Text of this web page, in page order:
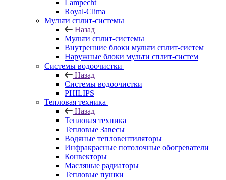
Lampecht
Royal-Clima
Мульти сплит-системы
Назад
Мульти сплит-системы
Внутренние блоки мульти сплит-систем
Наружные блоки мульти сплит-систем
Системы водоочистки
Назад
Системы водоочистки
PHILIPS
Тепловая техника
Назад
Тепловая техника
Тепловые Завесы
Водяные тепловентиляторы
Инфракрасные потолочные обогреватели
Конвекторы
Масляные радиаторы
Тепловые пушки